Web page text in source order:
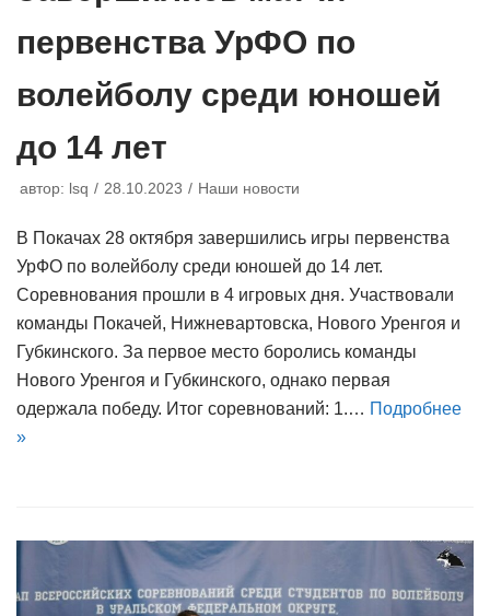
первенства УрФО по
волейболу среди юношей
до 14 лет
автор: lsq 28.10.2023 Наши новости
В Покачах 28 октября завершились игры первенства
УрФО по волейболу среди юношей до 14 лет.
Соревнования прошли в 4 игровых дня. Участвовали
команды Покачей, Нижневартовска, Нового Уренгоя и
Губкинского. За первое место боролись команды
Нового Уренгоя и Губкинского, однако первая
одержала победу. Итог соревнований: 1.… Подробнее
»